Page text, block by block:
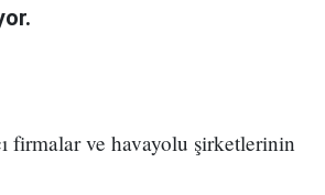
firmalar ve havayolu şirketlerinin